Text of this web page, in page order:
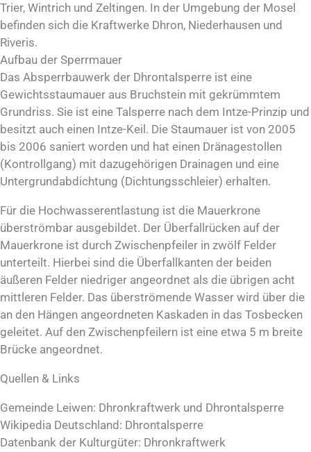
Trier, Wintrich und Zeltingen. In der Umgebung der Mosel
befinden sich die Kraftwerke Dhron, Niederhausen und
Riveris.
Aufbau der Sperrmauer
Das Absperrbauwerk der Dhrontalsperre ist eine
Gewichtsstaumauer aus Bruchstein mit gekrümmtem
Grundriss. Sie ist eine Talsperre nach dem Intze-Prinzip und
besitzt auch einen Intze-Keil. Die Staumauer ist von 2005
bis 2006 saniert worden und hat einen Dränagestollen
(Kontrollgang) mit dazugehörigen Drainagen und eine
Untergrundabdichtung (Dichtungsschleier) erhalten.
Für die Hochwasserentlastung ist die Mauerkrone
überströmbar ausgebildet. Der Überfallrücken auf der
Mauerkrone ist durch Zwischenpfeiler in zwölf Felder
unterteilt. Hierbei sind die Überfallkanten der beiden
äußeren Felder niedriger angeordnet als die übrigen acht
mittleren Felder. Das überströmende Wasser wird über die
an den Hängen angeordneten Kaskaden in das Tosbecken
geleitet. Auf den Zwischenpfeilern ist eine etwa 5 m breite
Brücke angeordnet.
Quellen & Links
Gemeinde Leiwen: Dhronkraftwerk und Dhrontalsperre
Wikipedia Deutschland: Dhrontalsperre
Datenbank der Kulturgüter: Dhronkraftwerk